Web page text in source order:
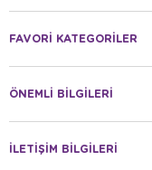
FAVORİ KATEGORİLER
ÖNEMLİ BİLGİLERİ
İLETİŞİM BİLGİLERİ